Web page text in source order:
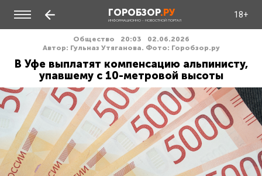
ГОРОБЗОР.РУ
ИНФОРМАЦИОННО - НОВОСТНОЙ ПОРТАЛ
18+
Общество 20:03
02.06.2026
Автор: Гульназ Утяганова. Фото: Горобзор.ру
В Уфе выплатят компенсацию альпинисту,
упавшему с 10-метровой высоты